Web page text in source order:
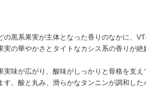
黒系果実が主体となった香りのなかに、
の華やかさとタイトなカシス系の香りが絶
味が広がり、酸味がしっかりと骨格を支
。酸と丸み、滑らかなタンニンが調和した